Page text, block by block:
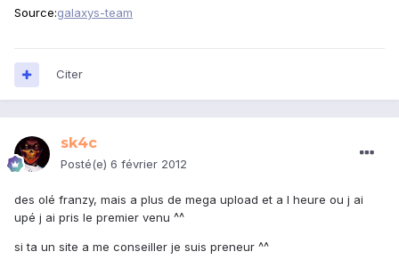
Source:galaxys-team
Citer
sk4c
Posté(e) 6 février 2012
des olé franzy, mais a plus de mega upload et a l heure ou j ai
upé j ai pris le premier venu ^^
si ta un site a me conseiller je suis preneur ^^